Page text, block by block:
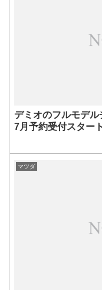
デミオのフルモデル
7月予約受付スター
マツダ